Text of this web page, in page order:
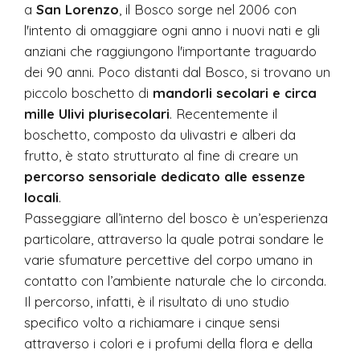
a San Lorenzo , il Bosco sorge nel 2006 con
l'intento di omaggiare ogni anno i nuovi nati e gli
anziani che raggiungono l'importante traguardo
dei 90 anni. Poco distanti dal Bosco, si trovano un
piccolo boschetto di mandorli secolari e circa
mille Ulivi plurisecolari. Recentemente il
boschetto, composto da ulivastri e alberi da
frutto, è stato strutturato al fine di creare un
percorso sensoriale dedicato alle essenze
locali.
Passeggiare all’interno del bosco è un’esperienza
particolare, attraverso la quale potrai sondare le
varie sfumature percettive del corpo umano in
contatto con l’ambiente naturale che lo circonda.
Il percorso, infatti, è il risultato di uno studio
specifico volto a richiamare i cinque sensi
attraverso i colori e i profumi della flora e della